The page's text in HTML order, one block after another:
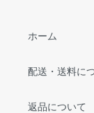
ホーム
配送・送料に
返品について